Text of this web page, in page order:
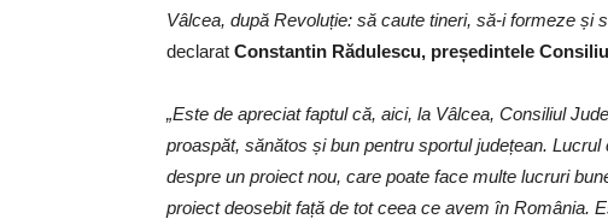
Vâlcea, după Revoluție: să caute tineri, să-i formeze și
declarat Constantin Rădulescu, președintele
„Este de apreciat faptul că, aici, la Vâlcea, Consiliul
proaspăt, sănătos și bun pentru sportul județean.
despre un proiect nou, care poate face multe lucruri
proiect deosebit față de tot ceea ce avem în România.